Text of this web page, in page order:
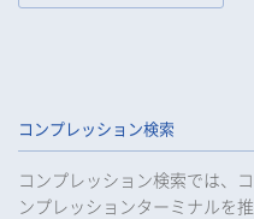
コンプレッション検索
コンプレッション検索では、コ
ンプレッションターミナルを推